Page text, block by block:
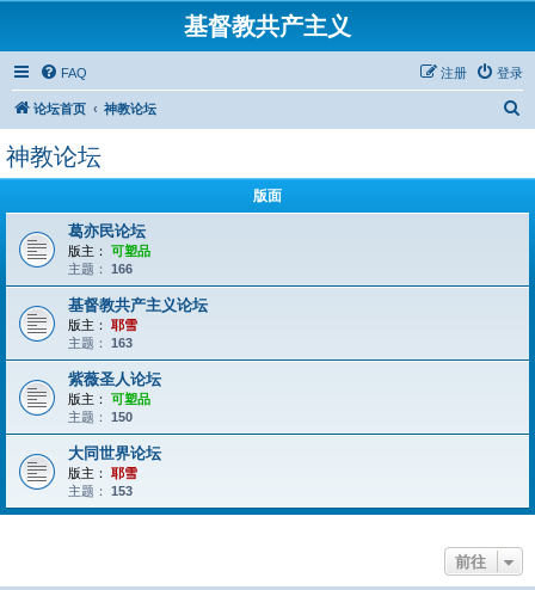
基督教共产主义
FAQ 登录
注册
论坛首页 神教论坛
神教论坛
版面
葛亦民论坛
版主：
可塑品
主题： 166
基督教共产主义论坛
版主：
耶雪
主题： 163
紫薇圣人论坛
版主：
可塑品
主题： 150
大同世界论坛
版主：
耶雪
主题： 153
前往